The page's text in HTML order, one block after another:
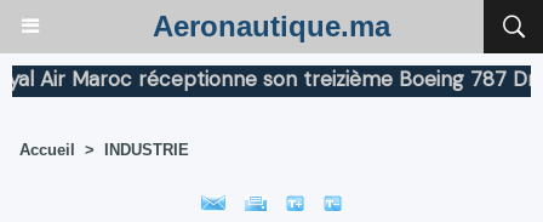
Aeronautique.ma
Maroc réceptionne son treizième Boeing 787
Accueil > INDUSTRIE